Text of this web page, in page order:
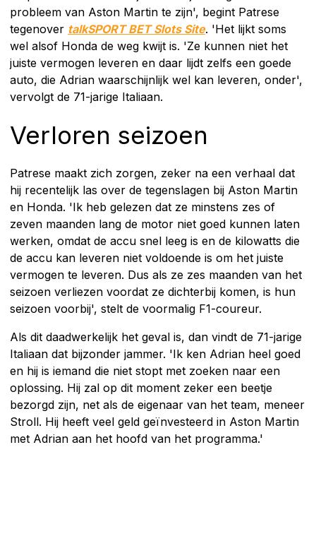
probleem van Aston Martin te zijn', begint Patrese
tegenover talkSPORT BET Slots Site. 'Het lijkt soms
wel alsof Honda de weg kwijt is. 'Ze kunnen niet het
juiste vermogen leveren en daar lijdt zelfs een goede
auto, die Adrian waarschijnlijk wel kan leveren, onder',
vervolgt de 71-jarige Italiaan.
Verloren seizoen
Patrese maakt zich zorgen, zeker na een verhaal dat
hij recentelijk las over de tegenslagen bij Aston Martin
en Honda. 'Ik heb gelezen dat ze minstens zes of
zeven maanden lang de motor niet goed kunnen laten
werken, omdat de accu snel leeg is en de kilowatts die
de accu kan leveren niet voldoende is om het juiste
vermogen te leveren. Dus als ze zes maanden van het
seizoen verliezen voordat ze dichterbij komen, is hun
seizoen voorbij', stelt de voormalig F1-coureur.
Als dit daadwerkelijk het geval is, dan vindt de 71-jarige
Italiaan dat bijzonder jammer. 'Ik ken Adrian heel goed
en hij is iemand die niet stopt met zoeken naar een
oplossing. Hij zal op dit moment zeker een beetje
bezorgd zijn, net als de eigenaar van het team, meneer
Stroll. Hij heeft veel geld geïnvesteerd in Aston Martin
met Adrian aan het hoofd van het programma.'